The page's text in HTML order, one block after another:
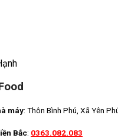
máy: Thôn Bình Phú, Xã Yên
Bắc: 0363.082.083